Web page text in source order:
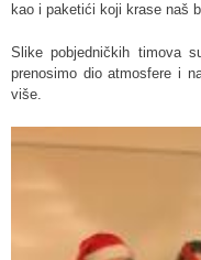
kao i paketići koji krase naš
Slike pobjedničkih timova
prenosimo dio atmosfere i
više.